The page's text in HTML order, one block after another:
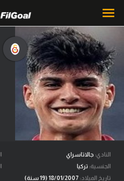
محتوى إخباري
الرئيسية
أخبار
مباريات
ميركاتو
فانتازي في الجول
مسابقة التوقعات
النادي: جالاتاسراي
الجنسية: تركيا
تاريخ الميلاد: